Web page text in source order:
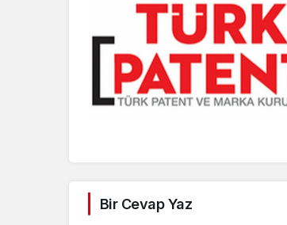
Bir Cevap Yaz